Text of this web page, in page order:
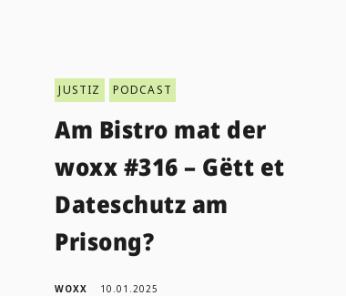
JUSTIZ PODCAST
Am Bistro mat der
woxx #316 – Gëtt et
Dateschutz am
Prisong?
WOXX 10.01.2025